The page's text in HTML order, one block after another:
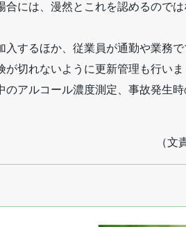
には、漫然とこれを認めるので
するほか、従業員が通勤や業務
切れないように更新管理も行いま
アルコール濃度測定、事故発生
（文